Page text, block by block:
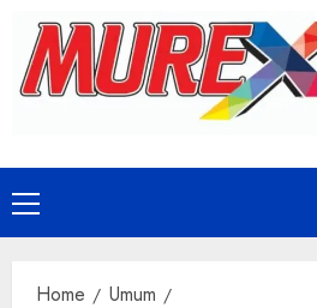
Primary
Menu
Home
Umum